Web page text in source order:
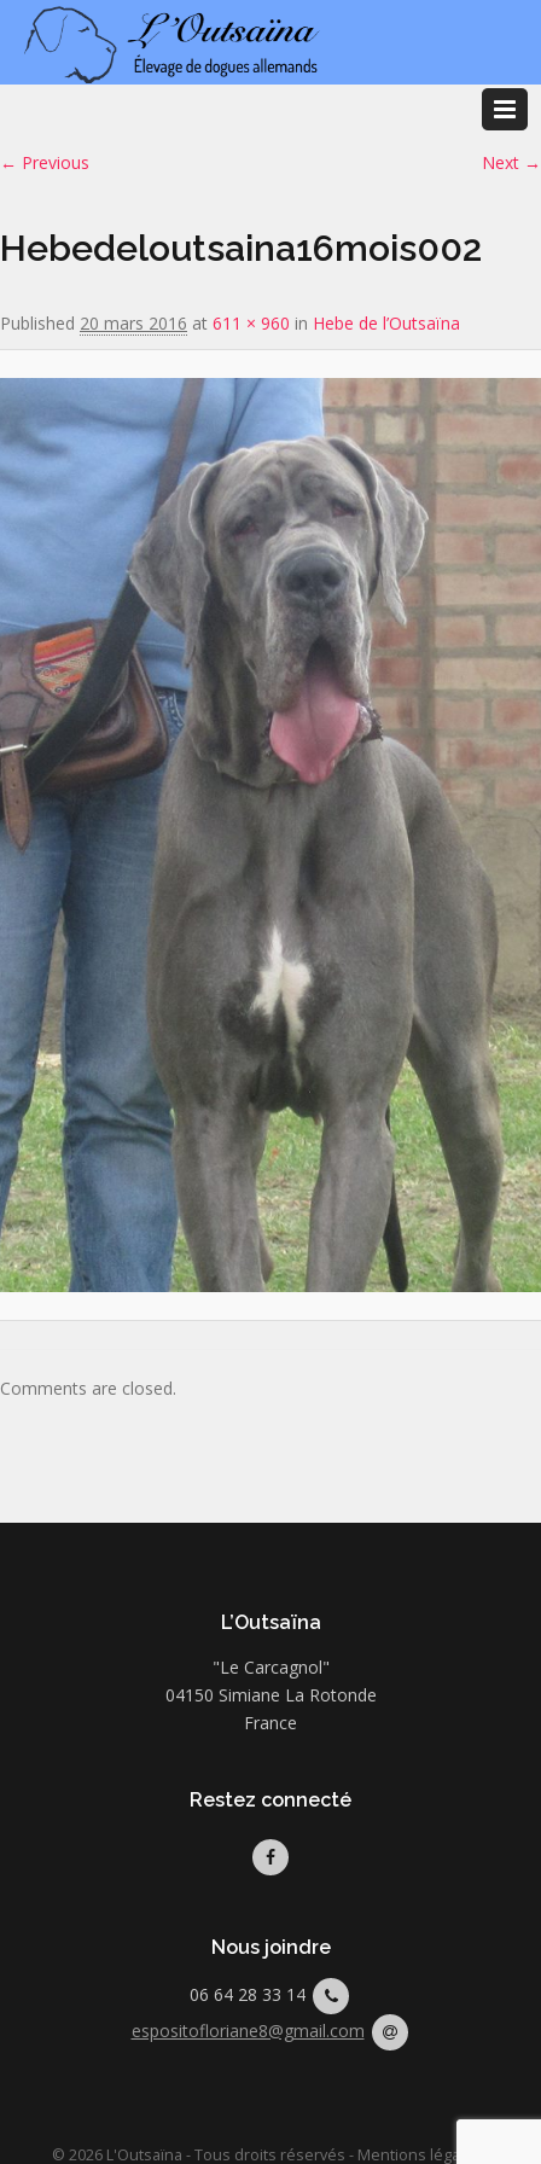
Image navigation
← Previous Next →
Hebedeloutsaina16mois002
Published 20 mars 2016 at 611 × 960 in Hebe de l’Outsaïna
Comments are closed.
L’Outsaïna
"Le Carcagnol"
04150 Simiane La Rotonde
France
Restez connecté
Nous joindre
06 64 28 33 14
espositofloriane8@gmail.com
© 2026 L'Outsaïna - Tous droits réservés - Mentions légales